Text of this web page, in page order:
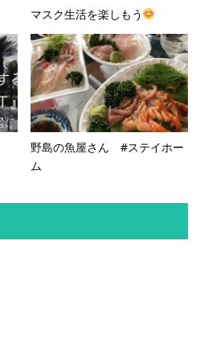
マスク生活を楽しもう
野島の魚屋さん #ステイホー
ム